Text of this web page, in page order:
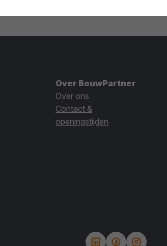
Over BouwPartner
Over ons
Contact &
openingstijden